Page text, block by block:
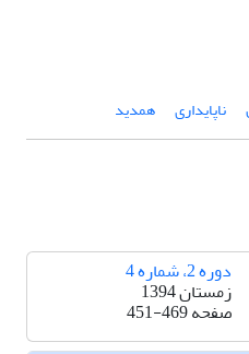
ناپایداری همدید
دوره 2، شماره 4
زمستان 1394
صفحه451-469